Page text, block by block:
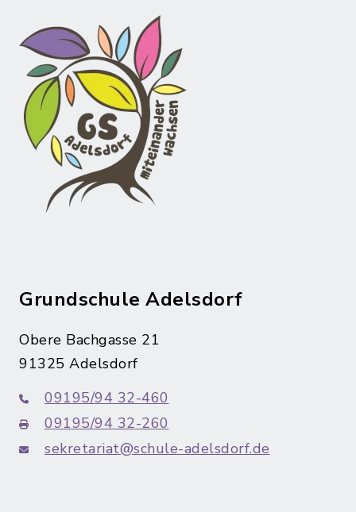
Grundschule Adelsdorf
Obere Bachgasse 21
91325 Adelsdorf
09195/94 32-460
09195/94 32-260
sekretariat@schule-adelsdorf.de